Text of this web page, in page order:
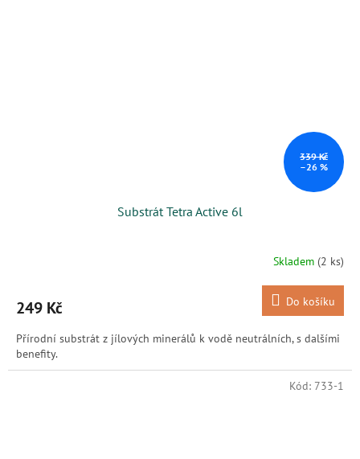
339 Kč
–26 %
Substrát Tetra Active 6l
Skladem (2 ks)
249 Kč Do košíku
Přírodní substrát z jílových minerálů k vodě neutrálních, s dalšími
benefity.
Kód: 733-1